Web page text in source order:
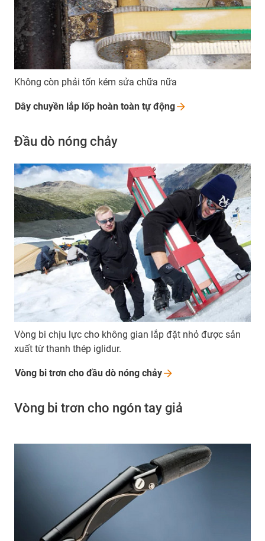
Không còn phải tốn kém sửa chữa nữa
Dây chuyền lắp lốp hoàn toàn tựđộng
Đầu dò nóng chảy
Vòng bi chịu lực cho không gian lắp đặt nhỏ được sản
xuất từ thanh thép iglidur.
Vòng bi trơn cho đầu dò nóng chảy
Vòng bi trơn cho ngón tay giả